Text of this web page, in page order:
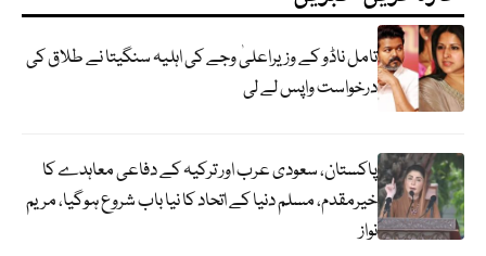
تامل ناڈو کے وزیراعلیٰ وجے کی اہلیہ سنگیتا نے طلاق کی
درخواست واپس لے لی
پاکستان، سعودی عرب اور ترکیہ کے دفاعی معاہدے کا
خیرمقدم، مسلم دنیا کے اتحاد کا نیا باب شروع ہوگیا، مریم
نواز